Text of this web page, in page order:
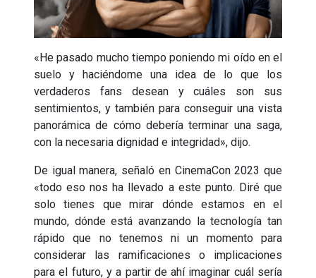
«He pasado mucho tiempo poniendo mi oído en el
suelo y haciéndome una idea de lo que los
verdaderos fans desean y cuáles son sus
sentimientos, y también para conseguir una vista
panorámica de cómo debería terminar una saga,
con la necesaria dignidad e integridad», dijo.
De igual manera, señaló en CinemaCon 2023 que
«todo eso nos ha llevado a este punto. Diré que
solo tienes que mirar dónde estamos en el
mundo, dónde está avanzando la tecnología tan
rápido que no tenemos ni un momento para
considerar las ramificaciones o implicaciones
para el futuro, y a partir de ahí imaginar cuál sería